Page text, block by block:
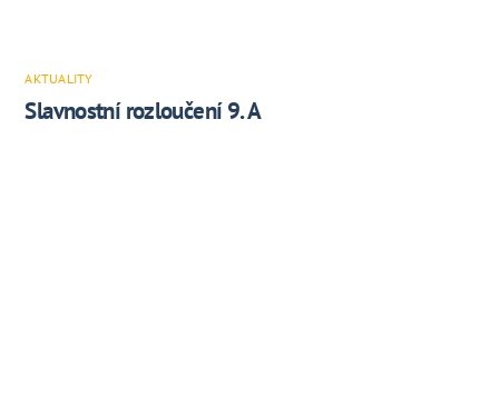
AKTUALITY
Slavnostní rozloučení 9. A